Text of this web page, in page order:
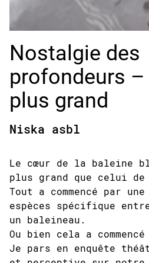
Nostalgie des
profondeurs
plus grand
Niska asbl
Le cœur de la baleine
plus grand que celui de
Tout a commencé par
espèces spécifique
un baleineau.
Ou bien cela a
Je pars en enquête